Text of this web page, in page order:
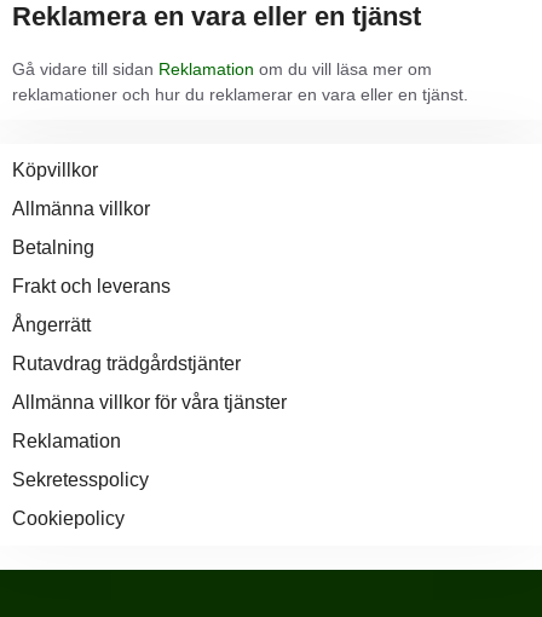
Reklamera en vara eller en tjänst
Gå vidare till sidan Reklamation om du vill läsa mer om
reklamationer och hur du reklamerar en vara eller en tjänst.
Köpvillkor
Allmänna villkor
Betalning
Frakt och leverans
Ångerrätt
Rutavdrag trädgårdstjänter
Allmänna villkor för våra tjänster
Reklamation
Sekretesspolicy
Cookiepolicy